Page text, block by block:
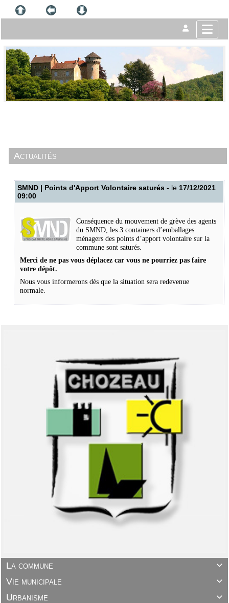

La commune

Vie municipale

Urbanisme
Actualités
SMND | Points d'Apport Volontaire saturés - le 17/12/2021
09:00
Conséquence du mouvement de grève des agents
du SMND, les 3 containers d’emballages
ménagers des points d’apport volontaire sur la
commune sont saturés.
Merci de ne pas vous déplacez car vous ne pourriez pas faire
votre dépôt.
Nous vous informerons dès que la situation sera redevenue
normale.